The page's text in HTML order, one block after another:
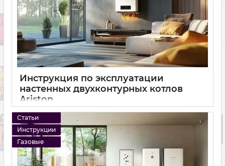
Инструкция по эксплуатации
настенных двухконтурных котлов
Ariston
11 01 2025 0
Статьи
Инструкции
Газовые